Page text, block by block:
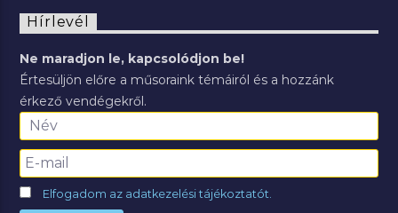
Hírlevél
Ne maradjon le, kapcsolódjon be!
Értesüljön előre a műsoraink témáiról és a hozzánk
érkező vendégekről.
Elfogadom az adatkezelési tájékoztatót.